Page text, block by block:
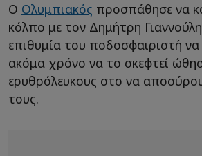
Ο Ολυμπιακός προσπάθησε να
κόλπο με τον Δημήτρη
επιθυμία του ποδοσφαιριστή να
ακόμα χρόνο να το σκεφτεί
ερυθρόλευκους στο να
τους.